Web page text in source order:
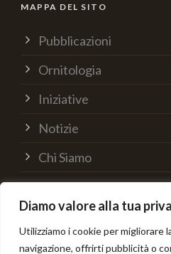
Diamo valore alla tua
Utilizziamo i cookie per migliorare
navigazione, offrirti pubblicità o
MAPPA DEL SITO
Pubblicazioni
Ornitologia
Iniziative
Notizie
Chi Siamo
Supporta
Contatti